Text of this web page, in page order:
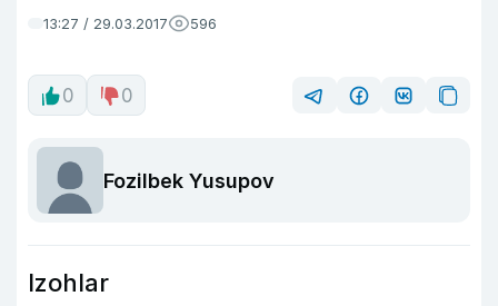
13:27 / 29.03.2017 596
0 0
Fozilbek Yusupov
Izohlar